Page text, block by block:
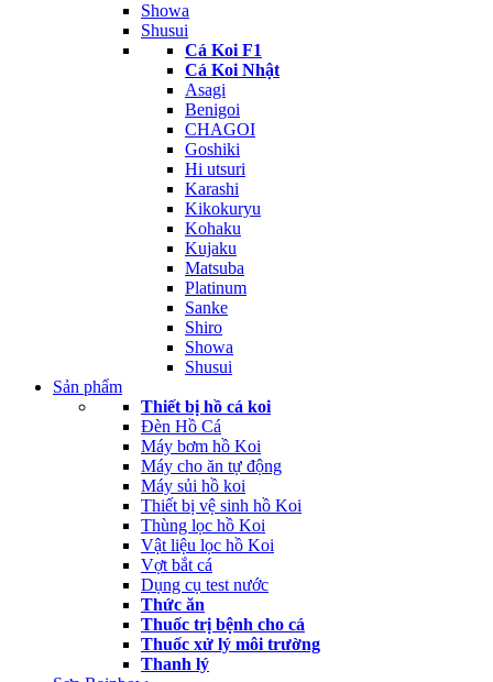
Showa
Shusui
Cá Koi F1
Cá Koi Nhật
Asagi
Benigoi
CHAGOI
Goshiki
Hi utsuri
Karashi
Kikokuryu
Kohaku
Kujaku
Matsuba
Platinum
Sanke
Shiro
Showa
Shusui
Sản phẩm
Thiết bị hồ cá koi
Đèn Hồ Cá
Máy bơm hồ Koi
Máy cho ăn tự động
Máy sủi hồ koi
Thiết bị vệ sinh hồ Koi
Thùng lọc hồ Koi
Vật liệu lọc hồ Koi
Vợt bắt cá
Dụng cụ test nước
Thức ăn
Thuốc trị bệnh cho cá
Thuốc xử lý môi trường
Thanh lý